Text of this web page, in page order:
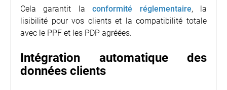
Cela garantit laconformité réglementaire, la
lisibilité pour vos clients et la compatibilité totale
avec le PPF et les PDP agréées.
Intégration automatique des
données clients